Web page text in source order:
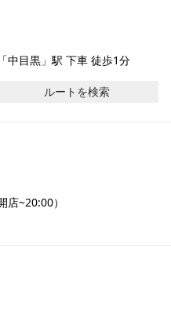
中目黒」駅 下車 徒歩1分
ルートを検索
店~20:00）